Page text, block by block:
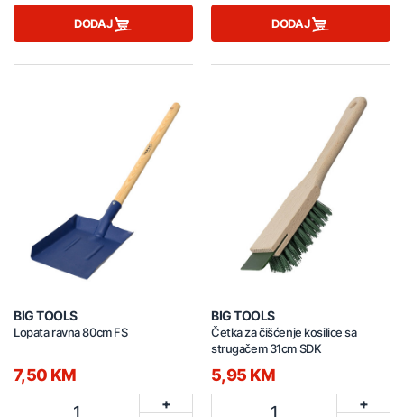
DODAJ DODAJ
BIG TOOLS
Lopata ravna 80cm FS
7,50 KM
1
+
BIG TOOLS
Četka za čišćenje kosilice sa
strugačem 31cm SDK
5,95 KM
1
+